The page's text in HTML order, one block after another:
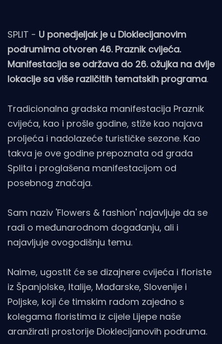
SPLIT - U ponedjeljak je u Dioklecijanovim
podrumima otvoren 46. Praznik cvijeća.
Manifestacija se održava do 26. ožujka na dvije
lokacije sa više različitih tematskih programa.
Tradicionalna gradska manifestacija Praznik
cvijeća, kao i prošle godine, stiže kao najava
proljeća i nadolazeće turističke sezone. Kao
takva je ove godine prepoznata od grada
Splita i proglašena manifestacijom od
posebnog značaja.
Sam naziv 'Flowers & fashion' najavljuje da se
radi o međunarodnom događanju, ali i
najavljuje ovogodišnju temu.
Naime, ugostit će se dizajnere cvijeća i floriste
iz Španjolske, Italije, Mađarske, Slovenije i
Poljske, koji će timskim radom zajedno s
kolegama floristima iz cijele Lijepe naše
aranžirati prostorije Dioklecijanovih podruma.